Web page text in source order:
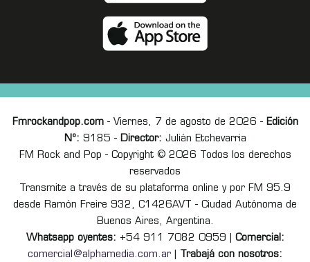
Fmrockandpop.com- Viernes, 7 de agosto de 2026 - Edición
Nº: 9185 - Director: Julián Etchevarria
FM Rock and Pop - Copyright © 2026 Todos los derechos
reservados
Transmite a través de su plataforma online y por FM 95.9
desde Ramón Freire 932, C1426AVT - Ciudad Autónoma de
Buenos Aires, Argentina.
Whatsapp oyentes: +54 911 7082 0959 | Comercial:
comercial@alphamedia.com.ar
Trabajá con nosotros: